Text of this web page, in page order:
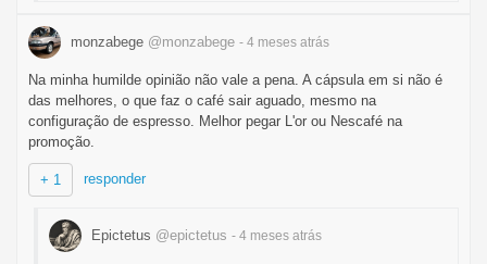
monzabege @monzabege - 4 meses atrás
Na minha humilde opinião não vale a pena. A cápsula em si não é
das melhores, o que faz o café sair aguado, mesmo na
configuração de espresso. Melhor pegar L'or ou Nescafé na
promoção.
+ 1 responder
Epictetus @epictetus - 4 meses atrás